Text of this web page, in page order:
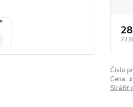
Číslo
Cena:
Strážiť